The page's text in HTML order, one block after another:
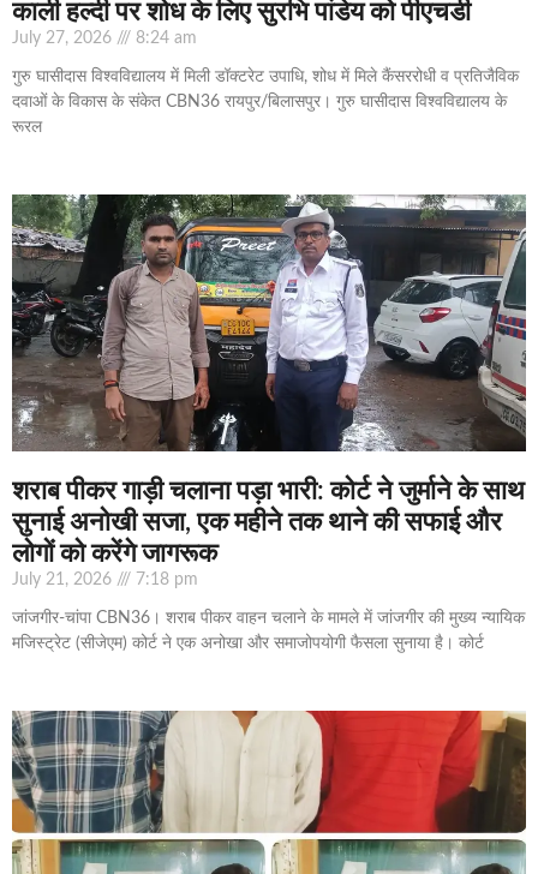
काली हल्दी पर शोध के लिए सुरभि पांडेय को पीएचडी
July 27, 2026 8:24 am
गुरु घासीदास विश्वविद्यालय में मिली डॉक्टरेट उपाधि, शोध में मिले कैंसररोधी व प्रतिजैविक
दवाओं के विकास के संकेत CBN36 रायपुर/बिलासपुर। गुरु घासीदास विश्वविद्यालय के
रूरल
शराब पीकर गाड़ी चलाना पड़ा भारी: कोर्ट ने जुर्माने के साथ
सुनाई अनोखी सजा, एक महीने तक थाने की सफाई और
लोगों को करेंगे जागरूक
July 21, 2026 7:18 pm
जांजगीर-चांपा CBN36। शराब पीकर वाहन चलाने के मामले में जांजगीर की मुख्य न्यायिक
मजिस्ट्रेट (सीजेएम) कोर्ट ने एक अनोखा और समाजोपयोगी फैसला सुनाया है। कोर्ट